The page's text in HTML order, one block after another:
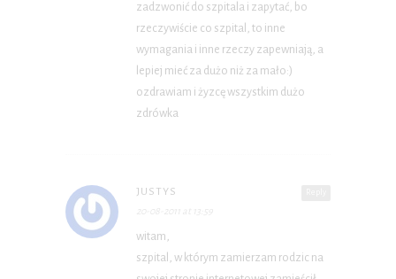
zadzwonić do szpitala i zapytać, bo
rzeczywiście co szpital, to inne
wymagania i inne rzeczy zapewniają, a
lepiej mieć za dużo niż za mało:)
ozdrawiam i żyzcę wszystkim dużo
zdrówka
JUSTYS
20-08-2011 at 13:59
witam,
szpital, w którym zamierzam rodzic na